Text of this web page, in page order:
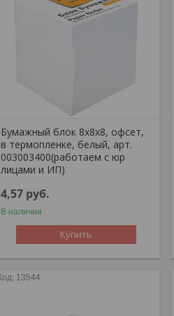
Бумажный блок 8х8х8, офсет,
в термопленке, белый, арт.
003003400(работаем с юр
лицами и ИП)
4,57 руб.
В наличии
Купить
13544